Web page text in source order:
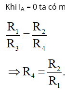
Khi IA = 0 ta có